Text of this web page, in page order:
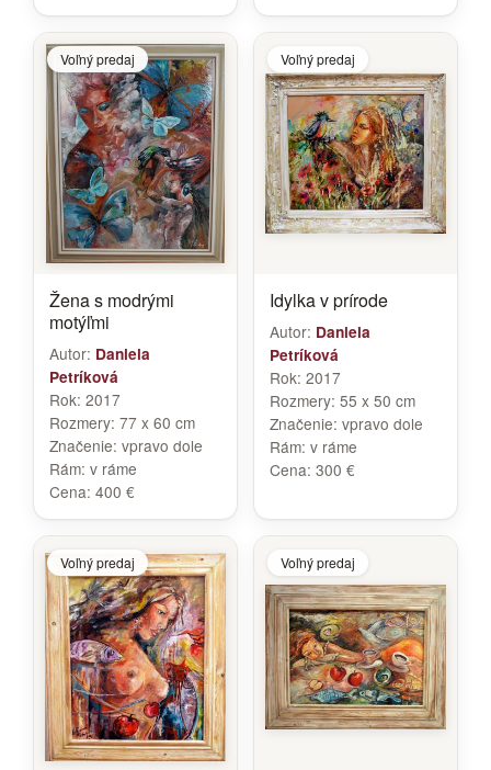
Voľný predaj
Žena s modrými
motýľmi
Autor: Daniela
Petríková
Rok: 2017
Rozmery: 77 x 60 cm
Značenie: vpravo dole
Rám: v ráme
Cena: 400 €
Voľný predaj
Idylka v prírode
Autor: Daniela
Petríková
Rok: 2017
Rozmery: 55 x 50 cm
Značenie: vpravo dole
Rám: v ráme
Cena: 300 €
Voľný predaj Voľný predaj